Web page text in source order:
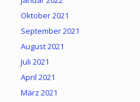
Oktober 2021
September 2021
August 2021
Juli 2021
April 2021
März 2021